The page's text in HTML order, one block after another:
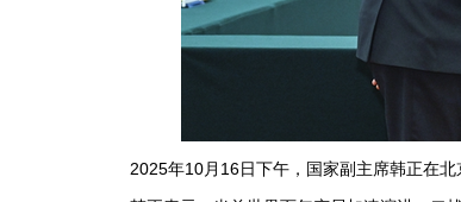
2025年10月16日下午，国家副主席韩正在北